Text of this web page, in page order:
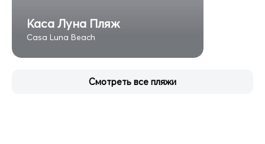
Каса Луна Пляж
Casa Luna Beach
Смотреть все пляжи